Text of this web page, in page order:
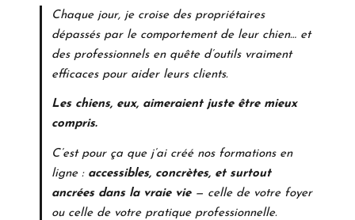
Chaque jour, je croise des propriétaires
dépassés par le comportement de leur chien… et
des professionnels en quête d’outils vraiment
efficaces pour aider leurs clients.
Les chiens, eux, aimeraient juste être mieux
compris.
C’est pour ça que j’ai créé nos formations en
ligne : accessibles, concrètes, et surtout
ancrées dans la vraie vie— celle de votre foyer
ou celle de votre pratique professionnelle.